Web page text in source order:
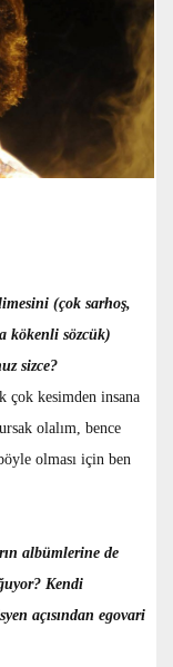
(çok sarhoş,
kökenli sözcük)
sizce?
çok kesimden insana
olalım, bence
olması için ben
albümlerine de
Kendi
açısından egovari